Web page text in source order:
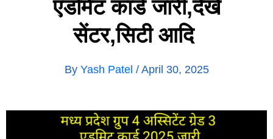
एडमिट कार्ड जारी,देखें
सेंटर,सिटी आदि
By Yash Patel / April 30, 2025